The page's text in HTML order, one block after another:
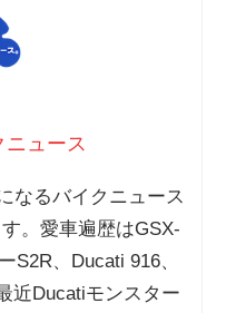
ュース
なるバイクニュース
。愛車遍歴はGSX-
S2R、Ducati 916、
近Ducatiモンスター